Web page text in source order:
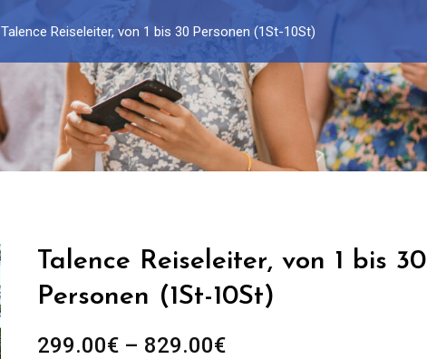
Talence Reiseleiter, von 1 bis 30 Personen (1St-10St)
Talence Reiseleiter, von 1 bis 30
Personen (1St-10St)
299.00€ – 829.00€Preisspanne: